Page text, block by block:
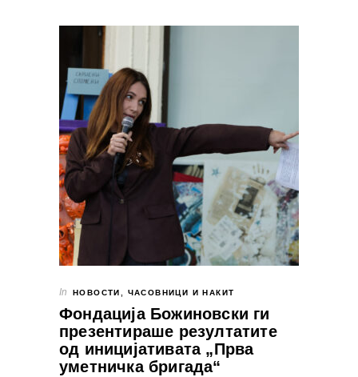
In НОВОСТИ , ЧАСОВНИЦИ И НАКИТ
Фондација Божиновски ги
презентираше резултатите
од иницијативата „Прва
уметничка бригада“